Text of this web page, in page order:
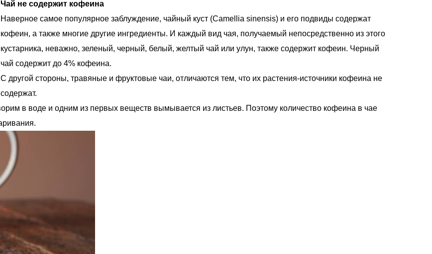
Чай не содержит кофеина
Наверное самое популярное заблуждение, чайный куст (Camellia sinensis) и его подвиды содержат
кофеин, а также многие другие ингредиенты. И каждый вид чая, получаемый непосредственно из этого
кустарника, неважно, зеленый, черный, белый, желтый чай или улун, также содержит кофеин. Черный
чай содержит до 4% кофеина.
С другой стороны, травяные и фруктовые чаи, отличаются тем, что их растения-источники кофеина не
содержат.
в воде и одним из первых веществ вымывается из листьев. Поэтому количество кофеина в чае